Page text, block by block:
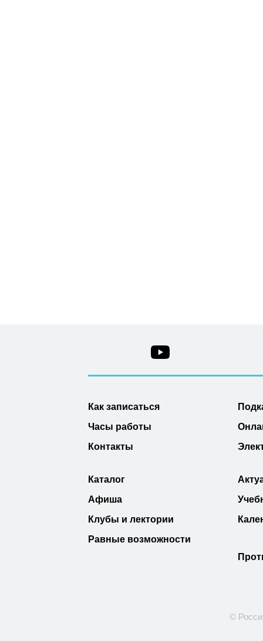
Как записаться
Часы работы
Контакты
Каталог
Афиша
Клубы и лектории
Равные возможности
©